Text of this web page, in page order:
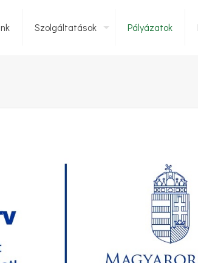
Szolgáltatások Pályázatok